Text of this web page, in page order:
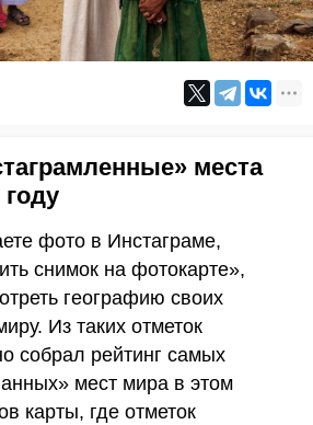
места
фото в Инстаграме,
снимок на фотокарте»,
географию своих
Из таких отметок
собрал рейтинг самых
мест мира в этом
карты, где отметок